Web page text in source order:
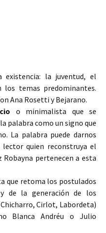
existencia: la juventud, el
temas predominantes.
Ana Rosetti y Bejarano.
o minimalista que se
palabra como un signo que
La palabra puede darnos
quien reconstruya el
Robayna pertenecen a esta
que retoma los postulados
de la generación de los
Cirlot, Labordeta)
Blanca Andréu o Julio